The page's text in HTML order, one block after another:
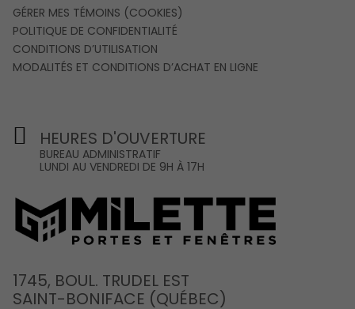
GÉRER MES TÉMOINS (COOKIES)
POLITIQUE DE CONFIDENTIALITÉ
CONDITIONS D’UTILISATION
MODALITÉS ET CONDITIONS D’ACHAT EN LIGNE
HEURES D'OUVERTURE
BUREAU ADMINISTRATIF
LUNDI AU VENDREDI DE 9H À 17H
1745, BOUL. TRUDEL EST
SAINT-BONIFACE (QUÉBEC)